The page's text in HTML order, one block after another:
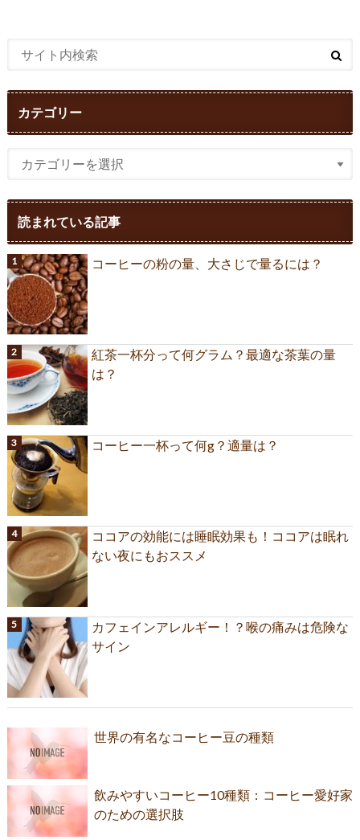
カテゴリー
読まれている記事
コーヒーの粉の量、大さじで量るには？
紅茶一杯分って何グラム？最適な茶葉の量
は？
コーヒー一杯って何g？適量は？
ココアの効能には睡眠効果も！ココアは眠れ
ない夜にもおススメ
カフェインアレルギー！？喉の痛みは危険な
サイン
世界の有名なコーヒー豆の種類
飲みやすいコーヒー10種類：コーヒー愛好家
のための選択肢